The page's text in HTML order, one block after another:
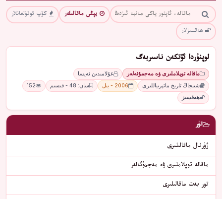
يېڭى ماقالىلەر
كۆپ ئوقۇلغانلار
ھەقسىزلار
لوپنۇردا ئۆتكەن ناسىربەگ
ماقالە توپلاملىرى ۋە مەجمۇئەلەر
غۇلامىدىن ئەيسا
شىنجاڭ تارىخ ماتېرىياللىرى
2006 - يىل سان: 48 - قىسىم
152
ھەقسىز
تۈر
ژۇرنال ماقالىلىرى
ماقالە توپلاملىرى ۋە مەجمۇئەلەر
تور بەت ماقالىلىرى